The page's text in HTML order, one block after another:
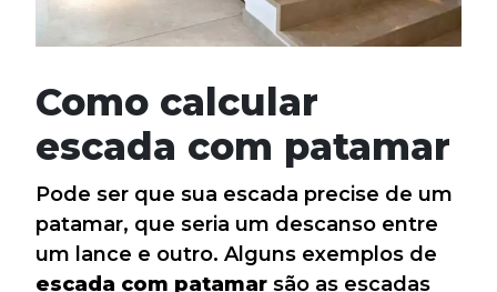
Como calcular
escada com patamar
Pode ser que sua escada precise de um
patamar, que seria um descanso entre
um lance e outro. Alguns exemplos de
escada com patamar são as escadas